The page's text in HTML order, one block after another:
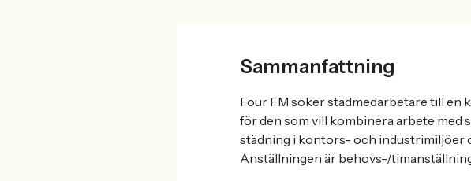
Sammanfattning
Four FM söker städmedarbetare till en
för den som vill kombinera arbete med
städning i kontors- och industrimiljöer
Anställningen är behovs-/